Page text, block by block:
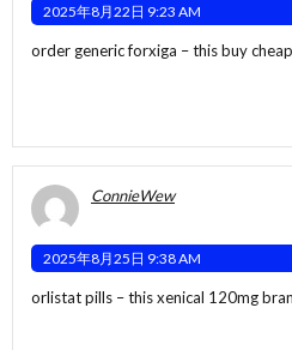
2025年8月22日 9:23 AM
order generic forxiga –thisbuy
ConnieWew
2025年8月25日 9:38 AM
orlistat pills –thisxenical 120mg